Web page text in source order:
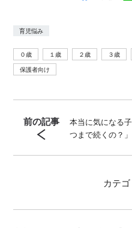
育児悩み
０歳 １歳 ２歳 ３歳
保護者向け
前の記事
本当に気になる
つまで続くの？」
カテゴ